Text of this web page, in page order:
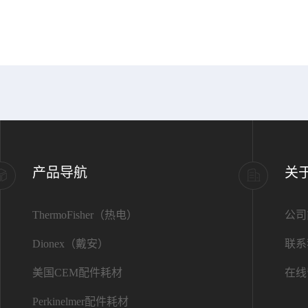
产品导航
ThermoFisher（热电）
Dionex（戴安）
美国CEM配件耗材
Perkinelmer配件耗材
关
公
联
在